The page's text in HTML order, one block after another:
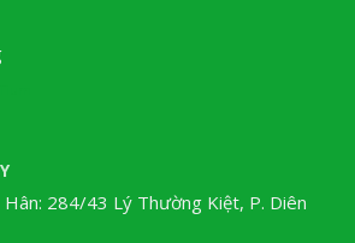
Hân: 284/43 Lý Thường Kiệt, P. Diên